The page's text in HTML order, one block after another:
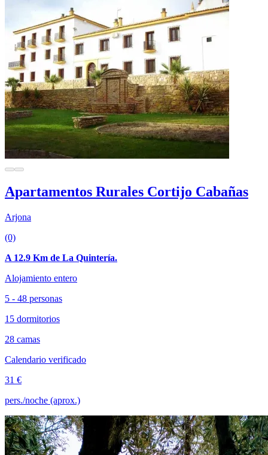
Apartamentos Rurales Cortijo Cabañas
Arjona
(0)
A 12.9 Km de La Quintería.
Alojamiento entero
5 - 48 personas
15 dormitorios
28 camas
Calendario verificado
31 €
pers./noche (aprox.)